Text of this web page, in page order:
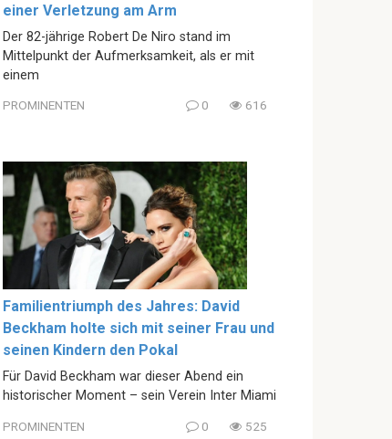
einer Verletzung am Arm
Der 82-jährige Robert De Niro stand im
Mittelpunkt der Aufmerksamkeit, als er mit
einem
PROMINENTEN 0 616
Familientriumph des Jahres: David
Beckham holte sich mit seiner Frau und
seinen Kindern den Pokal
Für David Beckham war dieser Abend ein
historischer Moment – sein Verein Inter Miami
PROMINENTEN 0 525